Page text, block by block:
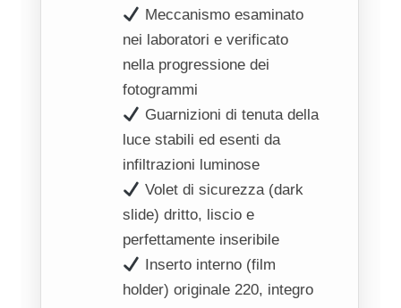
Meccanismo esaminato
nei laboratori e verificato
nella progressione dei
fotogrammi
Guarnizioni di tenuta della
luce stabili ed esenti da
infiltrazioni luminose
Volet di sicurezza (dark
slide) dritto, liscio e
perfettamente inseribile
Inserto interno (film
holder) originale 220, integro